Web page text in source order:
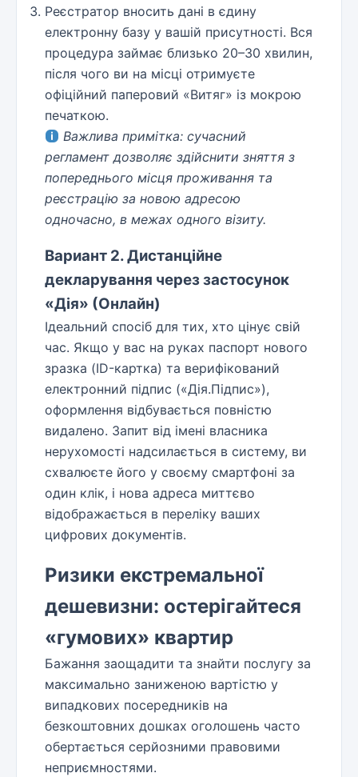
Реєстратор вносить дані в єдину
електронну базу у вашій присутності. Вся
процедура займає близько 20–30 хвилин,
після чого ви на місці отримуєте
офіційний паперовий «Витяг» із мокрою
печаткою.
Важлива примітка: сучасний
регламент дозволяє здійснити зняття з
попереднього місця проживання та
реєстрацію за новою адресою
одночасно, в межах одного візиту.
Вариант 2. Дистанційне
декларування через застосунок
«Дія» (Онлайн)
Ідеальний спосіб для тих, хто цінує свій
час. Якщо у вас на руках паспорт нового
зразка (ID-картка) та верифікований
електронний підпис («Дія.Підпис»),
оформлення відбувається повністю
видалено. Запит від імені власника
нерухомості надсилається в систему, ви
схвалюєте його у своєму смартфоні за
один клік, і нова адреса миттєво
відображається в переліку ваших
цифрових документів.
Ризики екстремальної
дешевизни: остерігайтеся
«гумових» квартир
Бажання заощадити та знайти послугу за
максимально заниженою вартістю у
випадкових посередників на
безкоштовних дошках оголошень часто
обертається серйозними правовими
неприємностями.